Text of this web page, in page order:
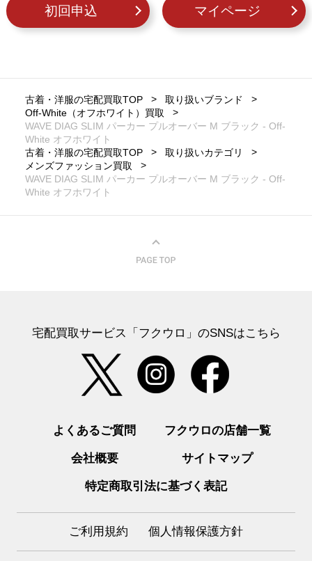
初回申込 マイページ
古着・洋服の宅配買取TOP
取り扱いブランド
Off-White（オフホワイト）買取
WAVE DIAG SLIM パーカー プルオーバー M ブラック - Off-
White オフホワイト
古着・洋服の宅配買取TOP
取り扱いカテゴリ
メンズファッション買取
WAVE DIAG SLIM パーカー プルオーバー M ブラック - Off-
White オフホワイト
宅配買取サービス「フクウロ」のSNSはこちら
よくあるご質問 フクウロの店舗一覧
会社概要 サイトマップ
特定商取引法に基づく表記
ご利用規約 個人情報保護方針